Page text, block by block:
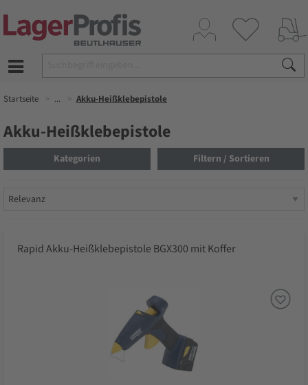
Startseite ... Akku-Heißklebepistole
Akku-Heißklebepistole
Kategorien Filtern / Sortieren
Rapid Akku-Heißklebepistole BGX300 mit Koffer